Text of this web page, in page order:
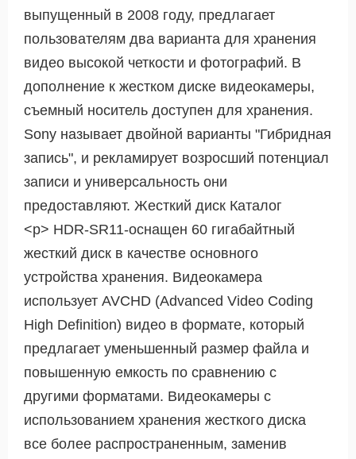
выпущенный в 2008 году, предлагает
пользователям два варианта для хранения
видео высокой четкости и фотографий. В
дополнение к жестком диске видеокамеры,
съемный носитель доступен для хранения.
Sony называет двойной варианты "Гибридная
запись", и рекламирует возросший потенциал
записи и универсальность они
предоставляют. Жесткий диск Каталог
<р> HDR-SR11-оснащен 60 гигабайтный
жесткий диск в качестве основного
устройства хранения. Видеокамера
использует AVCHD (Advanced Video Coding
High Definition) видео в формате, который
предлагает уменьшенный размер файла и
повышенную емкость по сравнению с
другими форматами. Видеокамеры с
использованием хранения жесткого диска
все более распространенным, заменив